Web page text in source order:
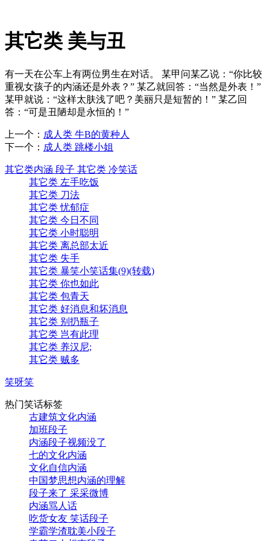
其它类 美与丑
有一天在公车上有两位男生在对话。 某甲问某乙说：“你比较
重视女孩子的内涵还是外表？” 某乙就回答：“当然是外表！”
某甲就说：“这样太肤浅了吧？美丽只是短暂的！” 某乙回
答：“可是丑陋却是永恒的！”
上一个： 成人类 牛B的黄种人
下一个： 成人类 跳楼小姐
其它类内涵 段子 其它类 冷笑话
其它类 左手吃饭
其它类 刀法
其它类 忧郁症
其它类 今日不同
其它类 小时聪明
其它类 离总部太近
其它类 失手
其它类 暴笑小笑话集(9)(转载)
其它类 你也如此
其它类 包青天
其它类 好消息和坏消息
其它类 别扔瓶子
其它类 岂有此理
其它类 养汉尼;
其它类 贼多
笑呀笑
热门笑话标签
古建筑文化内涵
加班段子
内涵段子视频没了
七的文化内涵
文化自信内涵
中国梦思想内涵的理解
段子来了 采采微博
内涵骂人话
吃货女友 笑话段子
学霸学渣耽美小段子